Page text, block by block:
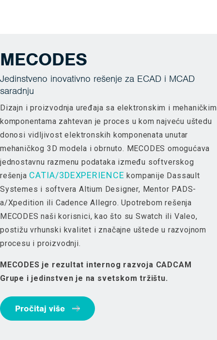
MECODES
Jedinstveno inovativno rešenje za ECAD i MCAD
saradnju
Dizajn i proizvodnja uređaja sa elektronskim i mehaničkim
komponentama zahtevan je proces u kom najveću uštedu
donosi vidljivost elektronskih komponenata unutar
mehaničkog 3D modela i obrnuto. MECODES omogućava
jednostavnu razmenu podataka između softverskog
rešenja CATIA/3DEXPERIENCE kompanije Dassault
Systemes i softvera Altium Designer, Mentor PADS-
a/Xpedition ili Cadence Allegro. Upotrebom rešenja
MECODES naši korisnici, kao što su Swatch ili Valeo,
postižu vrhunski kvalitet i značajne uštede u razvojnom
procesu i proizvodnji.
MECODES je rezultat internog razvoja CADCAM
Grupe i jedinstven je na svetskom tržištu.
Pročitaj više